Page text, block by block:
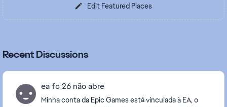
Edit Featured Places
Recent Discussions
ea fc 26 não abre
Minha conta da Epic Games está vinculada à EA, o